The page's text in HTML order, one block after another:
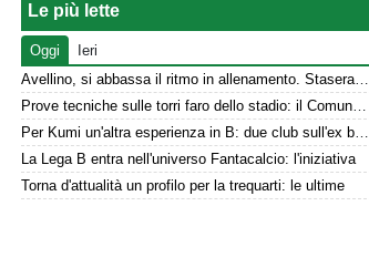
Le più lette
Oggi
Ieri
Avellino, si abbassa il ritmo in allenamento. Stasera la presentazione in Piazza
Prove tecniche sulle torri faro dello stadio: il Comune stanzia i fondi
Per Kumi un'altra esperienza in B: due club sull'ex biancoverde
La Lega B entra nell'universo Fantacalcio: l'iniziativa
Torna d'attualità un profilo per la trequarti: le ultime